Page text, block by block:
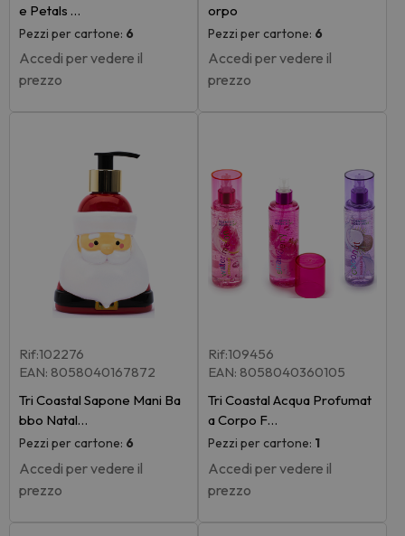
e Petals …
Pezzi per cartone: 6
Accedi per vedere il
prezzo
orpo
Pezzi per cartone: 6
Accedi per vedere il
prezzo
Rif:102276
EAN: 8058040167872
Tri Coastal Sapone Mani Ba
bbo Natal…
Pezzi per cartone: 6
Accedi per vedere il
prezzo
Rif:109456
EAN: 8058040360105
Tri Coastal Acqua Profumat
a Corpo F…
Pezzi per cartone: 1
Accedi per vedere il
prezzo